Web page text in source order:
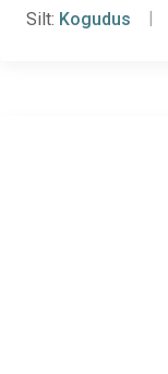
Silt: Kogudus